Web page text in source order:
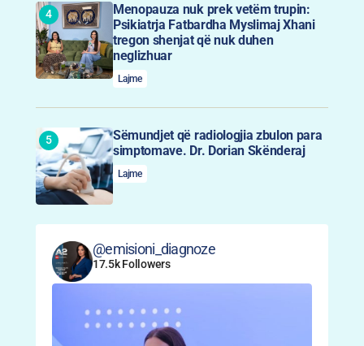
Menopauza nuk prek vetëm trupin:
Psikiatrja Fatbardha Myslimaj Xhani
tregon shenjat që nuk duhen
neglizhuar
Lajme
Sëmundjet që radiologjia zbulon para
simptomave. Dr. Dorian Skënderaj
Lajme
@emisioni_diagnoze
17.5k Followers